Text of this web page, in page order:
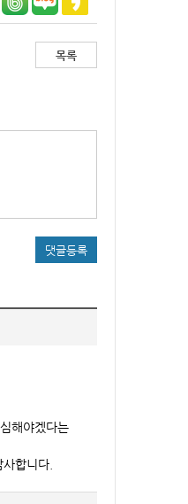
목록
댓글등록
해야겠다는
합니다.